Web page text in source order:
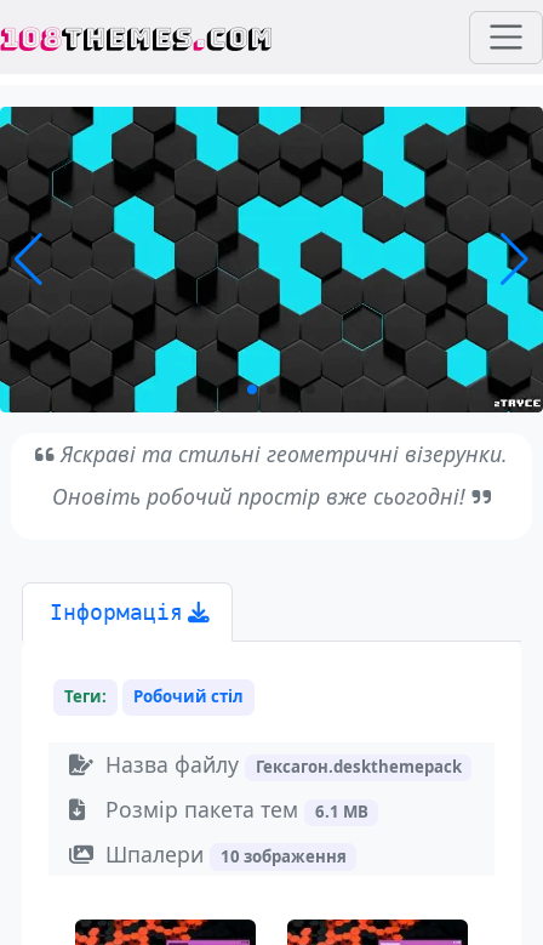
108THEMES.COM
Яскраві та стильні геометричні візерунки.
Оновіть робочий простір вже сьогодні!
Інформація
Теги: Робочий стіл
Назва файлу Гексагон.deskthemepack
Розмір пакета тем 6.1 MB
Шпалери 10 зображення